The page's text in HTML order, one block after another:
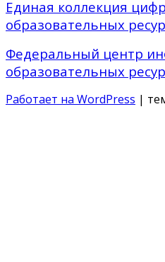
Единая коллекция
образовательных
Федеральный центр
образовательных
Работает на WordPress |